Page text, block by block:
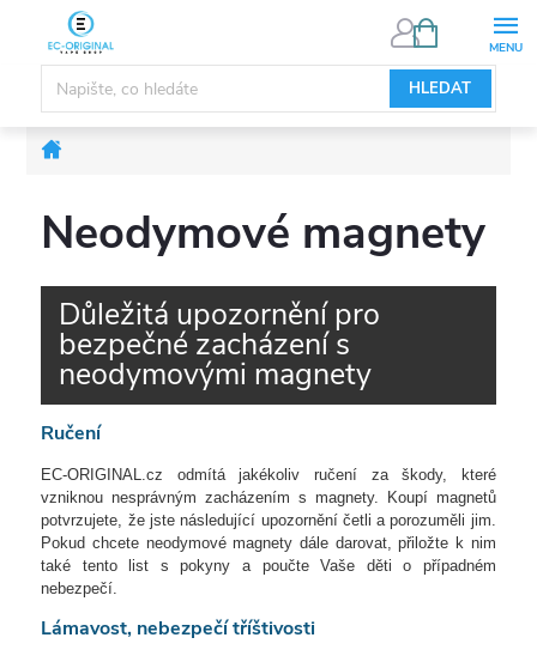
obsah
HLEDAT
NÁKUPNÍ
Neodymové magnety
Důležitá upozornění pro
bezpečné zacházení s
neodymovými magnety
Ručení
EC-ORIGINAL.cz odmítá jakékoliv ručení za škody, které
vzniknou nesprávným zacházením s magnety. Koupí magnetů
potvrzujete, že jste následující upozornění četli a porozuměli jim.
Pokud chcete neodymové magnety dále darovat, přiložte k nim
také tento list s pokyny a poučte Vaše děti o případném
nebezpečí.
Lámavost, nebezpečí tříštivosti